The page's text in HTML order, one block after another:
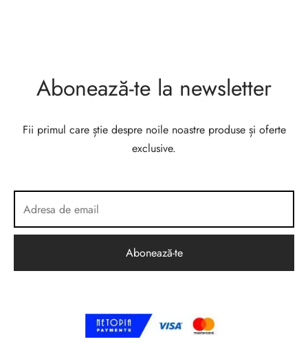
Abonează-te la newsletter
Fii primul care știe despre noile noastre produse și oferte
exclusive.